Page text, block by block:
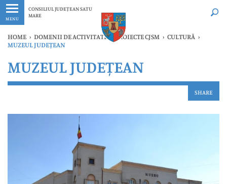
MENU
CONSILIUL JUDEȚEAN SATU
MARE
Ultimele
HOME › DOMENII DE ACTIVITATE ȘI PROIECTE CJSM › CULTURĂ ›
MUZEUL JUDEȚEAN
MUZEUL JUDEȚEAN
SHARE